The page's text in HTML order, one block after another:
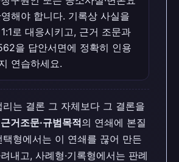
해야 합니다. 기록상 사실을
로 대응시키고, 근거 조문과
을 답안서면에 정확히 인용
연습하세요.
리는 결론 그 자체보다 그 결론을
거조문·규범목적의 연쇄에 본질
형에서는 이 연쇄를 끊어 만든
내고, 사례형·기록형에서는 판례